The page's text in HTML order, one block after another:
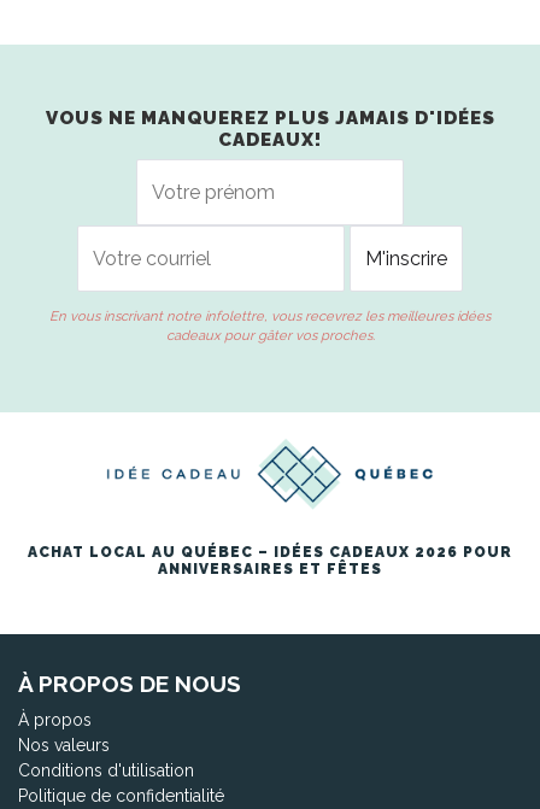
VOUS NE MANQUEREZ PLUS JAMAIS D'IDÉES
CADEAUX!
En vous inscrivant notre infolettre, vous recevrez les meilleures idées
cadeaux pour gâter vos proches.
ACHAT LOCAL AU QUÉBEC – IDÉES CADEAUX 2026 POUR
ANNIVERSAIRES ET FÊTES
À PROPOS DE NOUS
À propos
Nos valeurs
Conditions d'utilisation
Politique de confidentialité